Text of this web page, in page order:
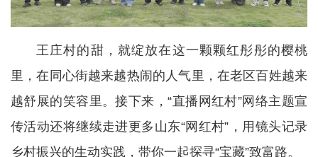
王庄村的甜，就绽放在这一颗颗红彤彤的樱桃
里，在同心街越来越热闹的人气里，在老区百姓越来
越舒展的笑容里。接下来，“直播网红村”网络主题宣
传活动还将继续走进更多山东“网红村”，用镜头记录
乡村振兴的生动实践，带你一起探寻“宝藏”致富路。